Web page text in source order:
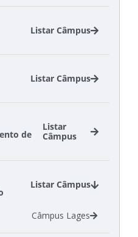
Listar Câmpus
São Miguel do Oeste
Listar Câmpus
São Miguel do Oeste
de
Listar
Câmpus
Câmpus Gaspar
Câmpus Tubarão
Listar Câmpus
Câmpus Lages